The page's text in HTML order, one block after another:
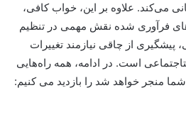
می‌کند. علاوه بر این، خواب کافی،
فرآوری شده نقش مهمی در تنظیم
پیشگیری از چاقی نیازمند تغییرات
است. در ادامه، همه راه‌هایی
منجر خواهد شد را بازدید می کنیم: